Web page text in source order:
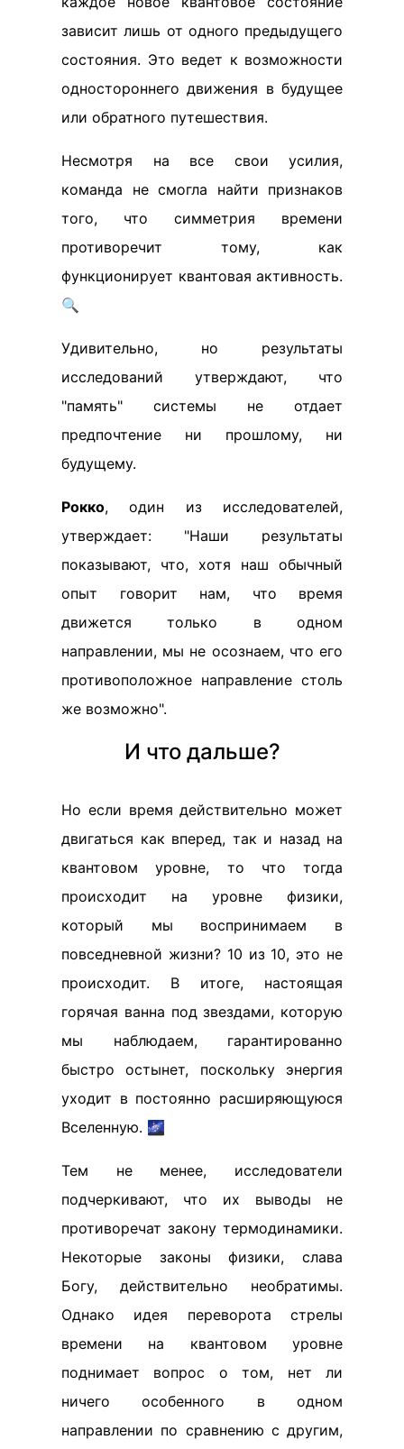
зависит лишь от одного предыдущего
состояния. Это ведет к возможности
одностороннего движения в будущее
или обратного путешествия.
Несмотря на все свои усилия,
команда не смогла найти признаков
того, что симметрия времени
противоречит тому, как
функционирует квантовая активность.
🔍
Удивительно, но результаты
исследований утверждают, что
"память" системы не отдает
предпочтение ни прошлому, ни
будущему.
Рокко, один из исследователей,
утверждает: "Наши результаты
показывают, что, хотя наш обычный
опыт говорит нам, что время
движется только в одном
направлении, мы не осознаем, что его
противоположное направление столь
же возможно".
И что дальше?
Но если время действительно может
двигаться как вперед, так и назад на
квантовом уровне, то что тогда
происходит на уровне физики,
который мы воспринимаем в
повседневной жизни? 10 из 10, это не
происходит. В итоге, настоящая
горячая ванна под звездами, которую
мы наблюдаем, гарантированно
быстро остынет, поскольку энергия
уходит в постоянно расширяющуюся
Вселенную. 🌌
Тем не менее, исследователи
подчеркивают, что их выводы не
противоречат закону термодинамики.
Некоторые законы физики, слава
Богу, действительно необратимы.
Однако идея переворота стрелы
времени на квантовом уровне
поднимает вопрос о том, нет ли
ничего особенного в одном
направлении по сравнению с другим,